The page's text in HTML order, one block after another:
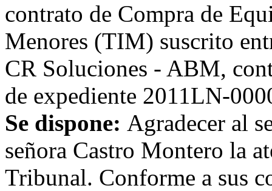
contrato de Compra de
Menores (TIM) suscrito
CR Soluciones - ABM,
de expediente 2011LN-
Se dispone: Agradecer al
señora Castro Montero la
Tribunal. Conforme a sus